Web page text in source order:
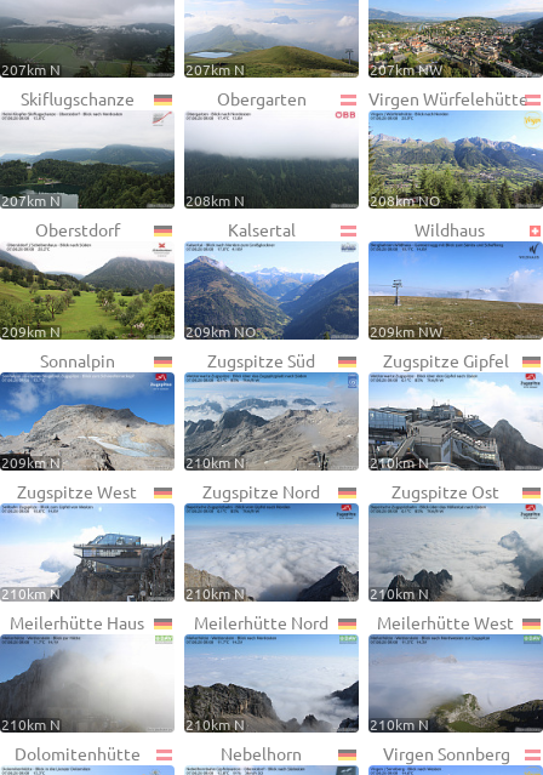
207km N 207km N 207km NW
Skiflugschanze
207km N
Obergarten
208km N
Virgen Würfelehütte
208km NO
Oberstdorf
209km N
Kalsertal
209km NO
Wildhaus
209km NW
Sonnalpin
209km N
Zugspitze Süd
210km N
Zugspitze Gipfel
210km N
Zugspitze West
210km N
Zugspitze Nord
210km N
Zugspitze Ost
210km N
Meilerhütte Haus
210km N
Meilerhütte Nord
210km N
Meilerhütte West
210km N
Dolomitenhütte Nebelhorn Virgen Sonnberg